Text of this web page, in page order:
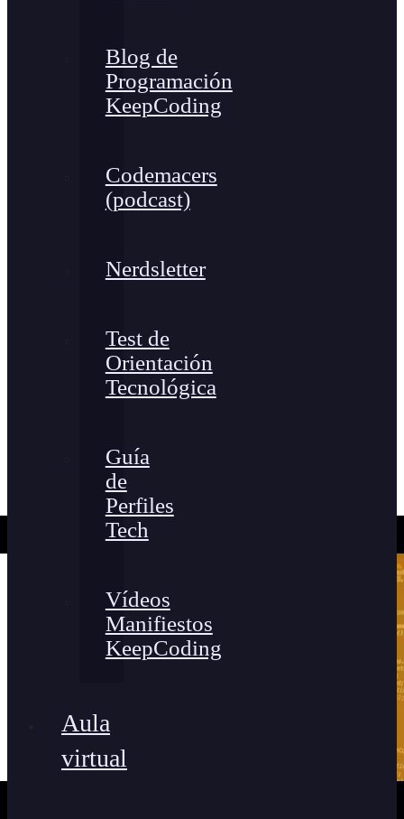
Blog de
Programación
KeepCoding
Codemacers
(podcast)
Nerdsletter
Test de
Orientación
Tecnológica
Guía
de
Perfiles
Tech
Vídeos
Manifiestos
KeepCoding
Aula
virtual